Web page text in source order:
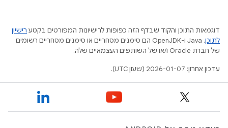
דוגמאות התוכן והקוד שבדף הזה כפופות לרישיונות המפורטים בקטע רישיון
לתוכן
.‏ Java ו-OpenJDK הם סימנים מסחריים או סימנים מסחריים רשומים
של חברת Oracle ו/או של השותפים העצמאיים שלה.
עדכון אחרון: 2026-01-07 (שעון UTC).